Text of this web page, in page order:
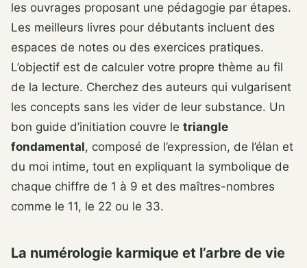
les ouvrages proposant une pédagogie par étapes.
Les meilleurs livres pour débutants incluent des
espaces de notes ou des exercices pratiques.
L’objectif est de calculer votre propre thème au fil
de la lecture. Cherchez des auteurs qui vulgarisent
les concepts sans les vider de leur substance. Un
bon guide d’initiation couvre le triangle
fondamental, composé de l’expression, de l’élan et
du moi intime, tout en expliquant la symbolique de
chaque chiffre de 1 à 9 et des maîtres-nombres
comme le 11, le 22 ou le 33.
La numérologie karmique et l’arbre de vie